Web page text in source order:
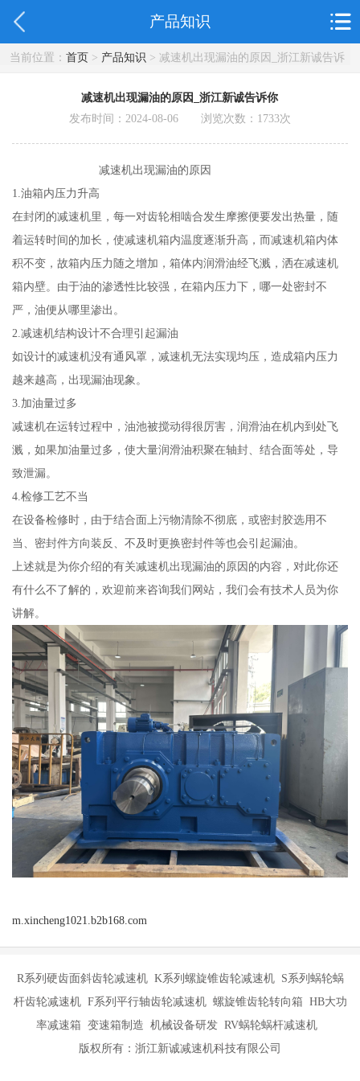
产品知识
当前位置： 首页> 产品知识 > 减速机出现漏油的原因_浙江新诚告诉
减速机出现漏油的原因_浙江新诚告诉你
发布时间：2024-08-06 浏览次数： 1733次
减速机出现漏油的原因
1.油箱内压力升高
在封闭的减速机里，每一对齿轮相啮合发生摩擦便要发出热量，随
着运转时间的加长，使减速机箱内温度逐渐升高，而减速机箱内体
积不变，故箱内压力随之增加，箱体内润滑油经飞溅，洒在减速机
箱内壁。由于油的渗透性比较强，在箱内压力下，哪一处密封不
严，油便从哪里渗出。
2.减速机结构设计不合理引起漏油
如设计的减速机没有通风罩，减速机无法实现均压，造成箱内压力
越来越高，出现漏油现象。
3.加油量过多
减速机在运转过程中，油池被搅动得很厉害，润滑油在机内到处飞
溅，如果加油量过多，使大量润滑油积聚在轴封、结合面等处，导
致泄漏。
4.检修工艺不当
在设备检修时，由于结合面上污物清除不彻底，或密封胶选用不
当、密封件方向装反、不及时更换密封件等也会引起漏油。
上述就是为你介绍的有关减速机出现漏油的原因的内容，对此你还
有什么不了解的，欢迎前来咨询我们网站，我们会有技术人员为你
讲解。
m.xincheng1021.b2b168.com
R系列硬齿面斜齿轮减速机 K系列螺旋锥齿轮减速机 S系列蜗轮蜗
杆齿轮减速机 F系列平行轴齿轮减速机 螺旋锥齿轮转向箱 HB大功
率减速箱 变速箱制造 机械设备研发 RV蜗轮蜗杆减速机
版权所有：浙江新诚减速机科技有限公司